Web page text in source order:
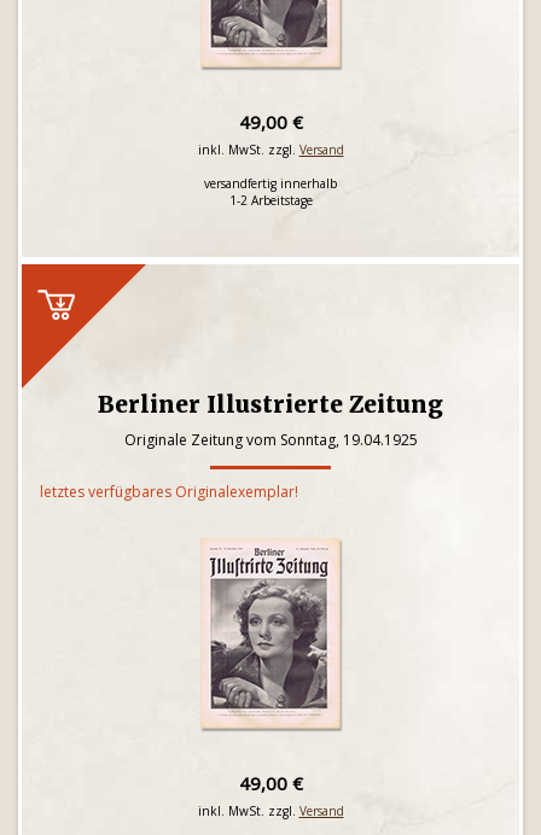
49,00 €
inkl. MwSt. zzgl. Versand
versandfertig innerhalb
1-2 Arbeitstage
Berliner Illustrierte Zeitung
Originale Zeitung vom Sonntag, 19.04.1925
letztes verfügbares Originalexemplar!
49,00 €
inkl. MwSt. zzgl. Versand